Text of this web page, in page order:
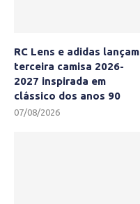
RC Lens e adidas lançam
terceira camisa 2026-
2027 inspirada em
clássico dos anos 90
07/08/2026